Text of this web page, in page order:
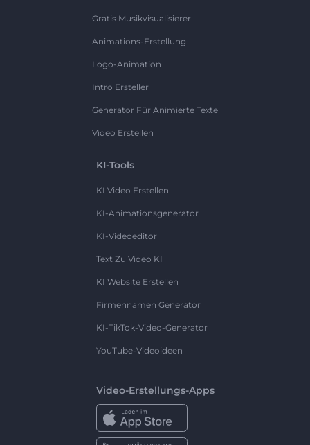
Gratis Musikvisualisierer
Animations-Erstellung
Logo-Animation
Intro Ersteller
Generator Für Animierte Texte
Video Erstellen
KI-Tools
KI Video Erstellen
KI-Animationsgenerator
KI-Videoeditor
Text Zu Video KI
KI Website Erstellen
Firmennamen Generator
KI-TikTok-Video-Generator
YouTube-Videoideen
Video-Erstellungs-Apps